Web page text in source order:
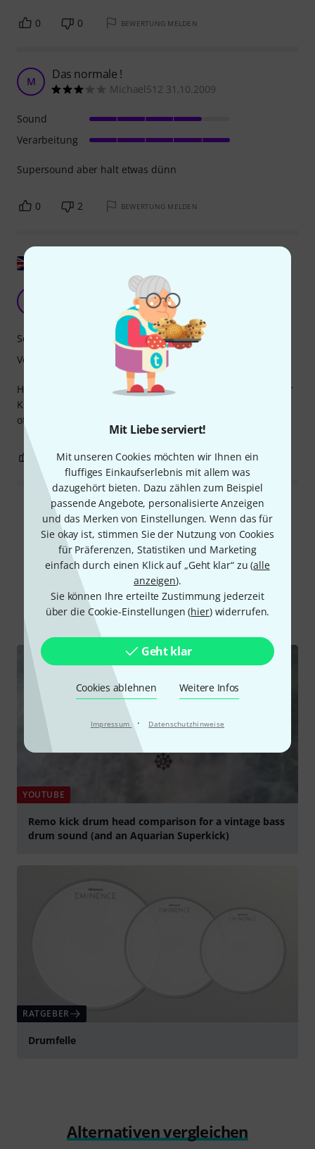
Mit Liebe serviert!
Mit unseren Cookies möchten wir Ihnen ein
fluffiges Einkaufserlebnis mit allem was
dazugehört bieten. Dazu zählen zum Beispiel
passende Angebote, personalisierte Anzeigen
und das Merken von Einstellungen. Wenn das für
Sie okay ist, stimmen Sie der Nutzung von Cookies
für Präferenzen, Statistiken und Marketing
einfach durch einen Klick auf „Geht klar“ zu (alle
anzeigen).
Sie können Ihre erteilte Zustimmung jederzeit
über die Cookie-Einstellungen (hier) widerrufen.
Geht klar
Cookies ablehnen Weitere Infos
Impressum · Datenschutzhinweise
0 0 BEWERTUNG MELDEN
M Das normale !
Michael512 31.10.2009
Supersound aber halt etwas dünn
Sound
Verarbeitung
0 2 BEWERTUNG MELDEN
Hervorragender Klang
Nick65 24.07.2023
Habe es auf meinem Silver Sparkle Ludwig. Wirklich runder
Klang. Nicht so tief wie der Emperor, aber mit großem,
offenem Klang. Preiswert und leicht zu stimmen.
Sound
Verarbeitung
0 0 BEWERTUNG MELDEN
Alle Bewertungen lesen
Schon gewusst?
Alle Videos Ratgeber
YOUTUBE
Remo kick drum head comparison for a vintage bass
drum sound (and an Aquarian Superkick)
RATGEBER
Drumfelle
Alternativen vergleichen